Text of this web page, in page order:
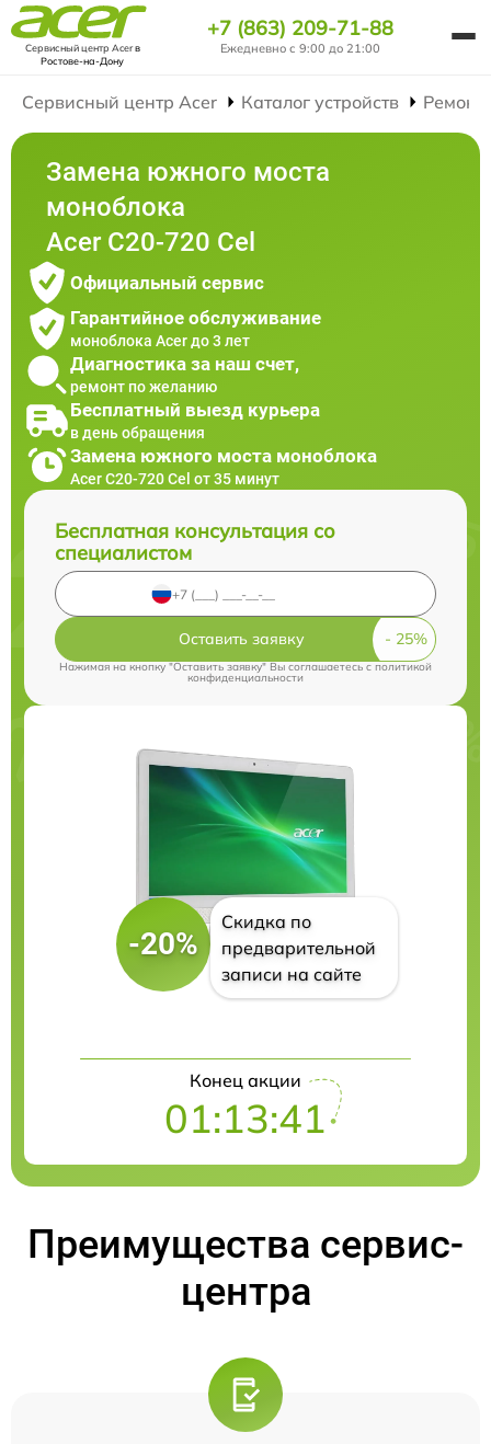
Сервисный центр Acerв
Ростове-на-Дону
+7 (863) 209-71-88
Ежедневно с 9:00 до 21:00
Сервисный центр Acer Каталог устройств Ремонт
Замена южного моста
моноблока
Acer C20-720 Cel
Официальный сервис
Гарантийное обслуживание
моноблока Acer до 3 лет
Диагностика за наш счет,
ремонт по желанию
Бесплатный выезд курьера
в день обращения
Замена южного моста моноблока
Acer C20-720 Cel от 35 минут
Бесплатная консультация со
специалистом
Оставить заявку
Нажимая на кнопку "Оставить заявку" Вы соглашаетесь cполитикой
конфиденциальности
-20%
Скидка по
предварительной
записи на сайте
Конец акции
01:13:41
Преимущества сервис-
центра